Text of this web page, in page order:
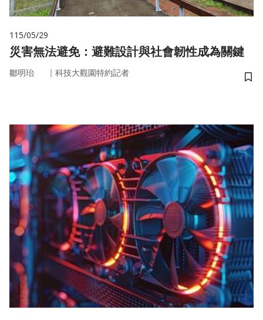
115/05/29
災害無法避免：避難設計與社會韌性成為關鍵
鄒明珆 ｜ 科技大觀園特約記者
儲